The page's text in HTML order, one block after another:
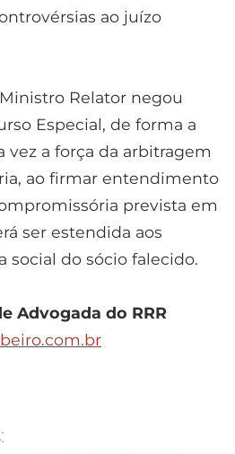
ao juízo
Relator negou
Especial, de forma a
vez a força da arbitragem
ao firmar entendimento
prevista em
ser estendida aos
social do sócio falecido.
Advogada do RRR